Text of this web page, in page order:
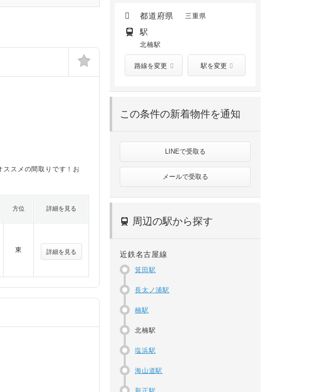
都道府県 三重県
駅
北楠駅
路線を変更 駅を変更
この条件の新着物件を通知
LINEで受取る
メールで受取る
周辺の駅から探す
近鉄名古屋線
箕田駅
長太ノ浦駅
楠駅
北楠駅
塩浜駅
海山道駅
スメの間取りです！お
方位 詳細を見る
東 詳細を見る